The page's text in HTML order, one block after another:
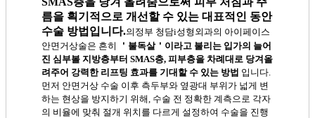
름을 획기적으로 개선할 수 있는 대표적인 동안
수술 방법입니다.의정부 청담i성형외과의 아이페이스
안면거상술은 흔히
＇불독살＇이라고 불리는 입가의 늘어
진 심부볼 지방층부터 SMAS층, 피부층을 차례대로 당겨올
려주어 강력한 리프팅 효과를 기대할 수 있는 방법 입니다.
먼저 안면거상 수술 이후 측두부와 옆광대 부위가 넓게 변
하는 현상을 방지하기 위해, 수술 전 정확한 계측으로 각자
의 비율에 맞춰 절개 위치를 다르게 설정하여 수술을 진행